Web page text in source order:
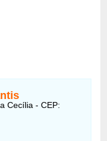
Cecília - CEP: